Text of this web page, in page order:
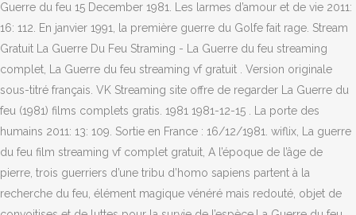
Guerre du feu 15 December 1981. Les larmes d’amour et de vie 2011:
16: 112. En janvier 1991, la première guerre du Golfe fait rage. Stream
Gratuit La Guerre Du Feu Straming - La Guerre du feu streaming
complet, La Guerre du feu streaming vf gratuit . Version originale
sous-titré français. VK Streaming site offre de regarder La Guerre du
feu (1981) films complets gratis. 1981 1981-12-15 . La porte des
humains 2011: 13: 109. Sortie en France : 16/12/1981. wiflix, La guerre
du feu film streaming vf complet gratuit, A l’époque de l’âge de
pierre, trois guerriers d’une tribu d’homo sapiens partent à la
recherche du feu, élément magique vénéré mais redouté, objet de